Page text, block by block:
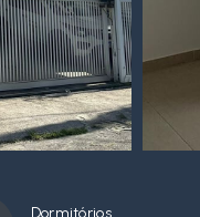
Dormitórios